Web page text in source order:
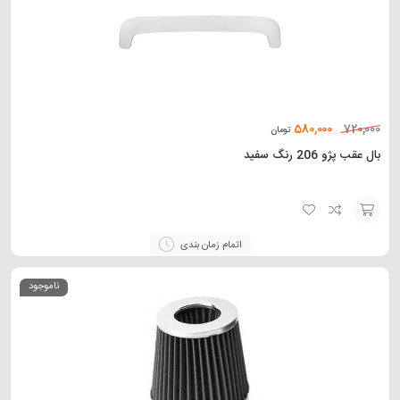
720,000
580,000 تومان
بال عقب پژو 206 رنگ سفید
به
اتمام زمان بندی
ناموجود